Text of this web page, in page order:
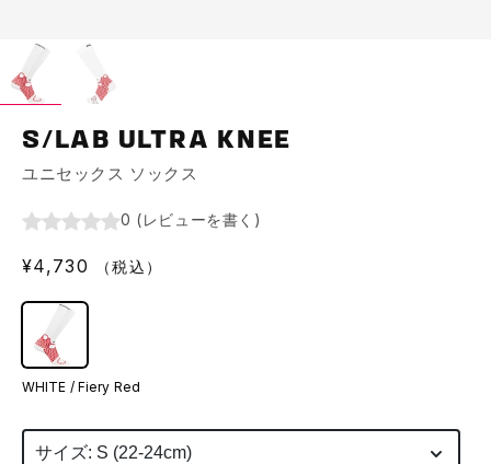
S/LAB ULTRA KNEE
ユニセックス ソックス
0 (レビューを書く )
通
格
¥4,730 （税込）
WHITE / Fiery Red
サイズ: S (22-24cm)